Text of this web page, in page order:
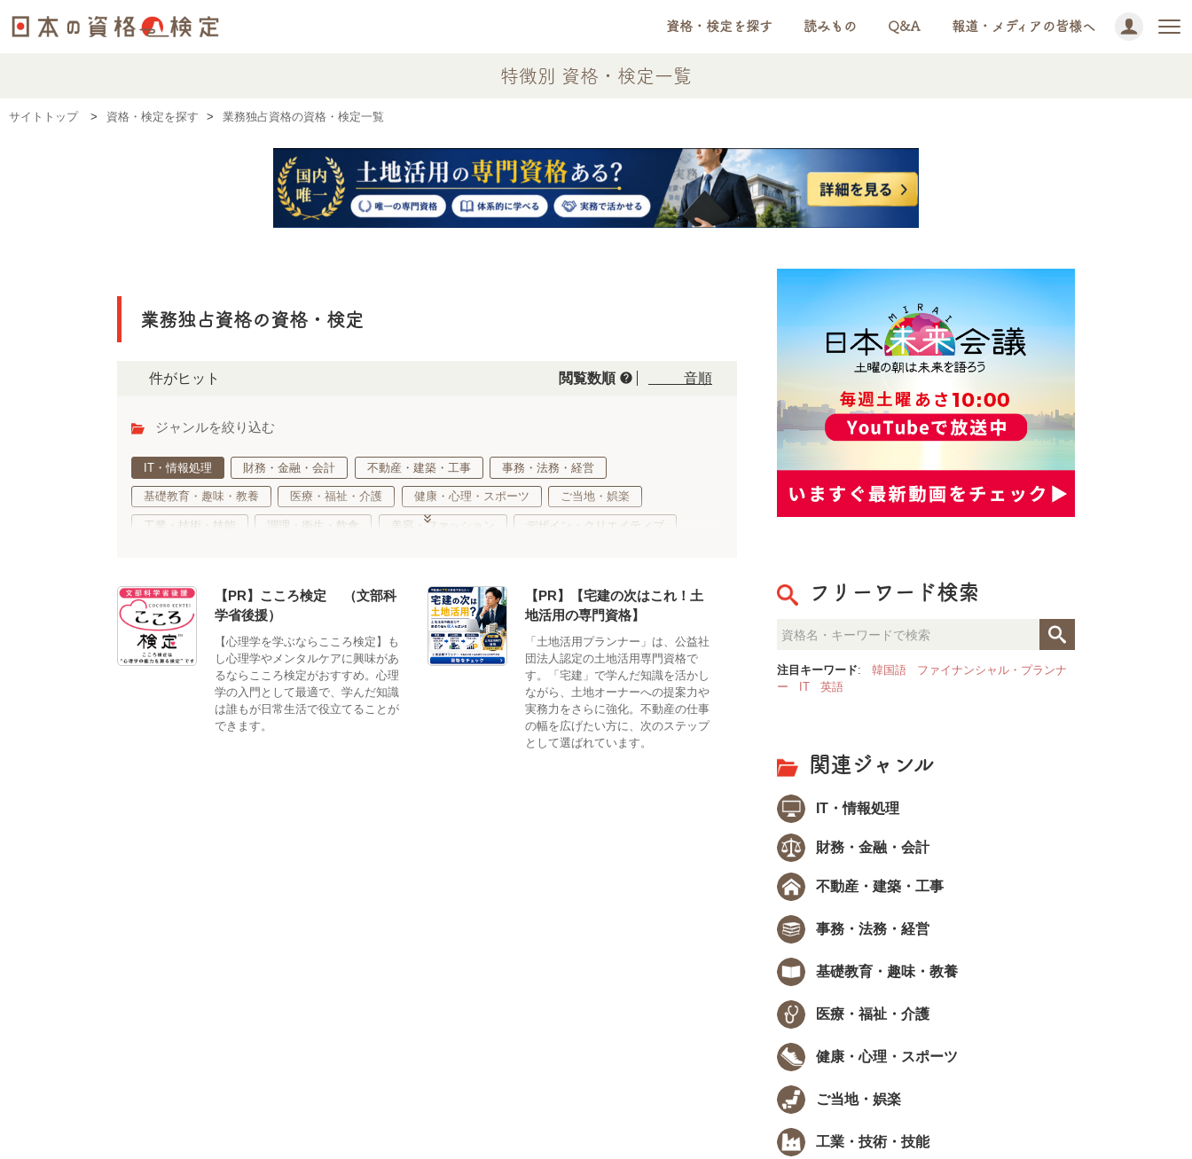
資格・検定を探す 読みもの Q&A 報道・メディアの皆様へ
特徴別 資格・検定一覧
サイトトップ 資格・検定を探す 業務独占資格の資格・検定一覧
業務独占資格の資格・検定
0件がヒット 閲覧数順 help 50音順
ジャンルを絞り込む
IT・情報処理 財務・金融・会計 不動産・建築・工事 事務・法務・経営
基礎教育・趣味・教養 医療・福祉・介護 健康・心理・スポーツ ご当地・娯楽
工業・技術・技能 調理・衛生・飲食 美容・ファッション デザイン・クリエイティブ
【PR】こころ検定®（文部科
学省後援）
【心理学を学ぶならこころ検定】も
し心理学やメンタルケアに興味があ
るならこころ検定がおすすめ。心理
学の入門として最適で、学んだ知識
は誰もが日常生活で役立てることが
できます。
【PR】【宅建の次はこれ！土
地活用の専門資格】
「土地活用プランナー」は、公益社
団法人認定の土地活用専門資格で
す。「宅建」で学んだ知識を活かし
ながら、土地オーナーへの提案力や
実務力をさらに強化。不動産の仕事
の幅を広げたい方に、次のステップ
として選ばれています。
フリーワード検索
注目キーワード: 韓国語
ファイナンシャル・プランナ
ー
IT 英語
関連ジャンル
IT・情報処理
財務・金融・会計
不動産・建築・工事
事務・法務・経営
基礎教育・趣味・教養
医療・福祉・介護
健康・心理・スポーツ
ご当地・娯楽
工業・技術・技能